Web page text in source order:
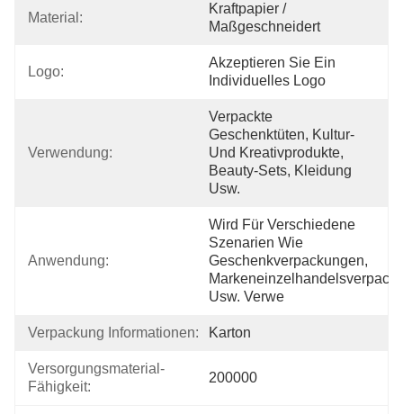
Material:
Kraftpapier /
Maßgeschneidert
Logo:
Akzeptieren Sie Ein
Individuelles Logo
Verwendung:
Verpackte
Geschenktüten, Kultur-
Und Kreativprodukte,
Beauty-Sets, Kleidung
Usw.
Anwendung:
Wird Für Verschiedene
Szenarien Wie
Geschenkverpackungen,
Usw. Verwe
Verpackung Informationen: Karton
Versorgungsmaterial-
Fähigkeit:
200000